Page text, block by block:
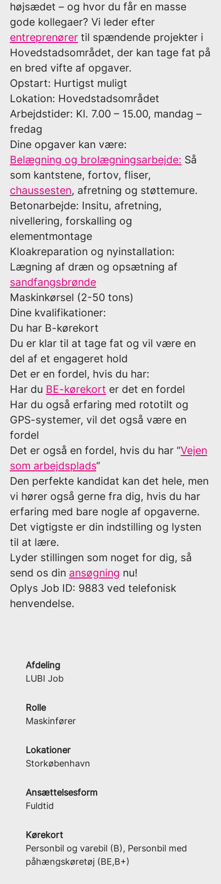
højsædet – og hvor du får en masse
gode kollegaer? Vi leder efter
entreprenører til spændende projekter i
Hovedstadsområdet, der kan tage fat på
en bred vifte af opgaver.
Opstart: Hurtigst muligt
Lokation: Hovedstadsområdet
Arbejdstider: Kl. 7.00 – 15.00, mandag –
fredag
Dine opgaver kan være:
Belægning og brolægningsarbejde: Så
som kantstene, fortov, fliser,
chaussesten, afretning og støttemure.
Betonarbejde: Insitu, afretning,
nivellering, forskalling og
elementmontage
Kloakreparation og nyinstallation:
Lægning af dræn og opsætning af
sandfangsbrønde
Maskinkørsel (2-50 tons)
Dine kvalifikationer:
Du har B-kørekort
Du er klar til at tage fat og vil være en
del af et engageret hold
Det er en fordel, hvis du har:
Har du BE-kørekort er det en fordel
Har du også erfaring med rototilt og
GPS-systemer, vil det også være en
fordel
Det er også en fordel, hvis du har “Vejen
som arbejdsplads“
Den perfekte kandidat kan det hele, men
vi hører også gerne fra dig, hvis du har
erfaring med bare nogle af opgaverne.
Det vigtigste er din indstilling og lysten
til at lære.
Lyder stillingen som noget for dig, så
send os din ansøgning nu!
Oplys Job ID: 9883 ved telefonisk
henvendelse.
Afdeling
LUBI Job
Rolle
Maskinfører
Lokationer
Storkøbenhavn
Ansættelsesform
Fuldtid
Kørekort
Personbil og varebil (B), Personbil med
påhængskøretøj (BE,B+)